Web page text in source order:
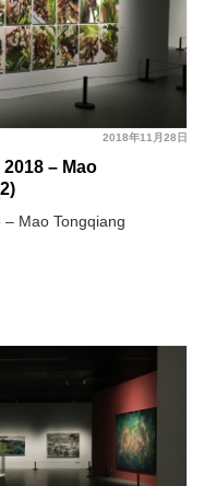
2018年11月28日
– Mao
Mao Tongqiang